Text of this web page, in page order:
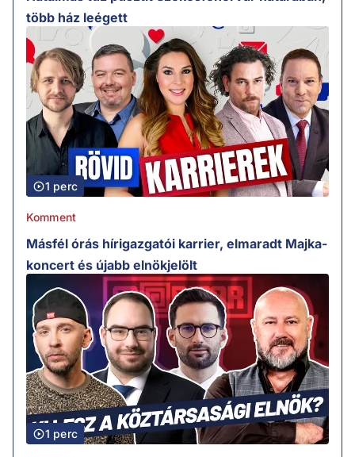
több ház leégett
1 perc
Komment
Másfél órás hírigazgatói karrier, elmaradt Majka-
koncert és újabb elnökjelölt
1 perc